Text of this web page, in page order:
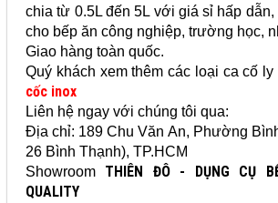
chia từ 0.5L đến 5L với giá sỉ hấp
cho bếp ăn công nghiệp, trường học,
Giao hàng toàn quốc.
Quý khách xem thêm các loại ca cố ly
cốc inox
Liên hệ ngay với chúng tôi qua:
Địa chỉ: 189 Chu Văn An, Phường
26 Bình Thạnh), TP.HCM
Showroom THIÊN ĐÔ - DỤNG CỤ
QUALITY